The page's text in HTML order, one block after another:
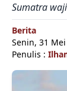
Sumatra
Berita
Senin, 31
Penulis :